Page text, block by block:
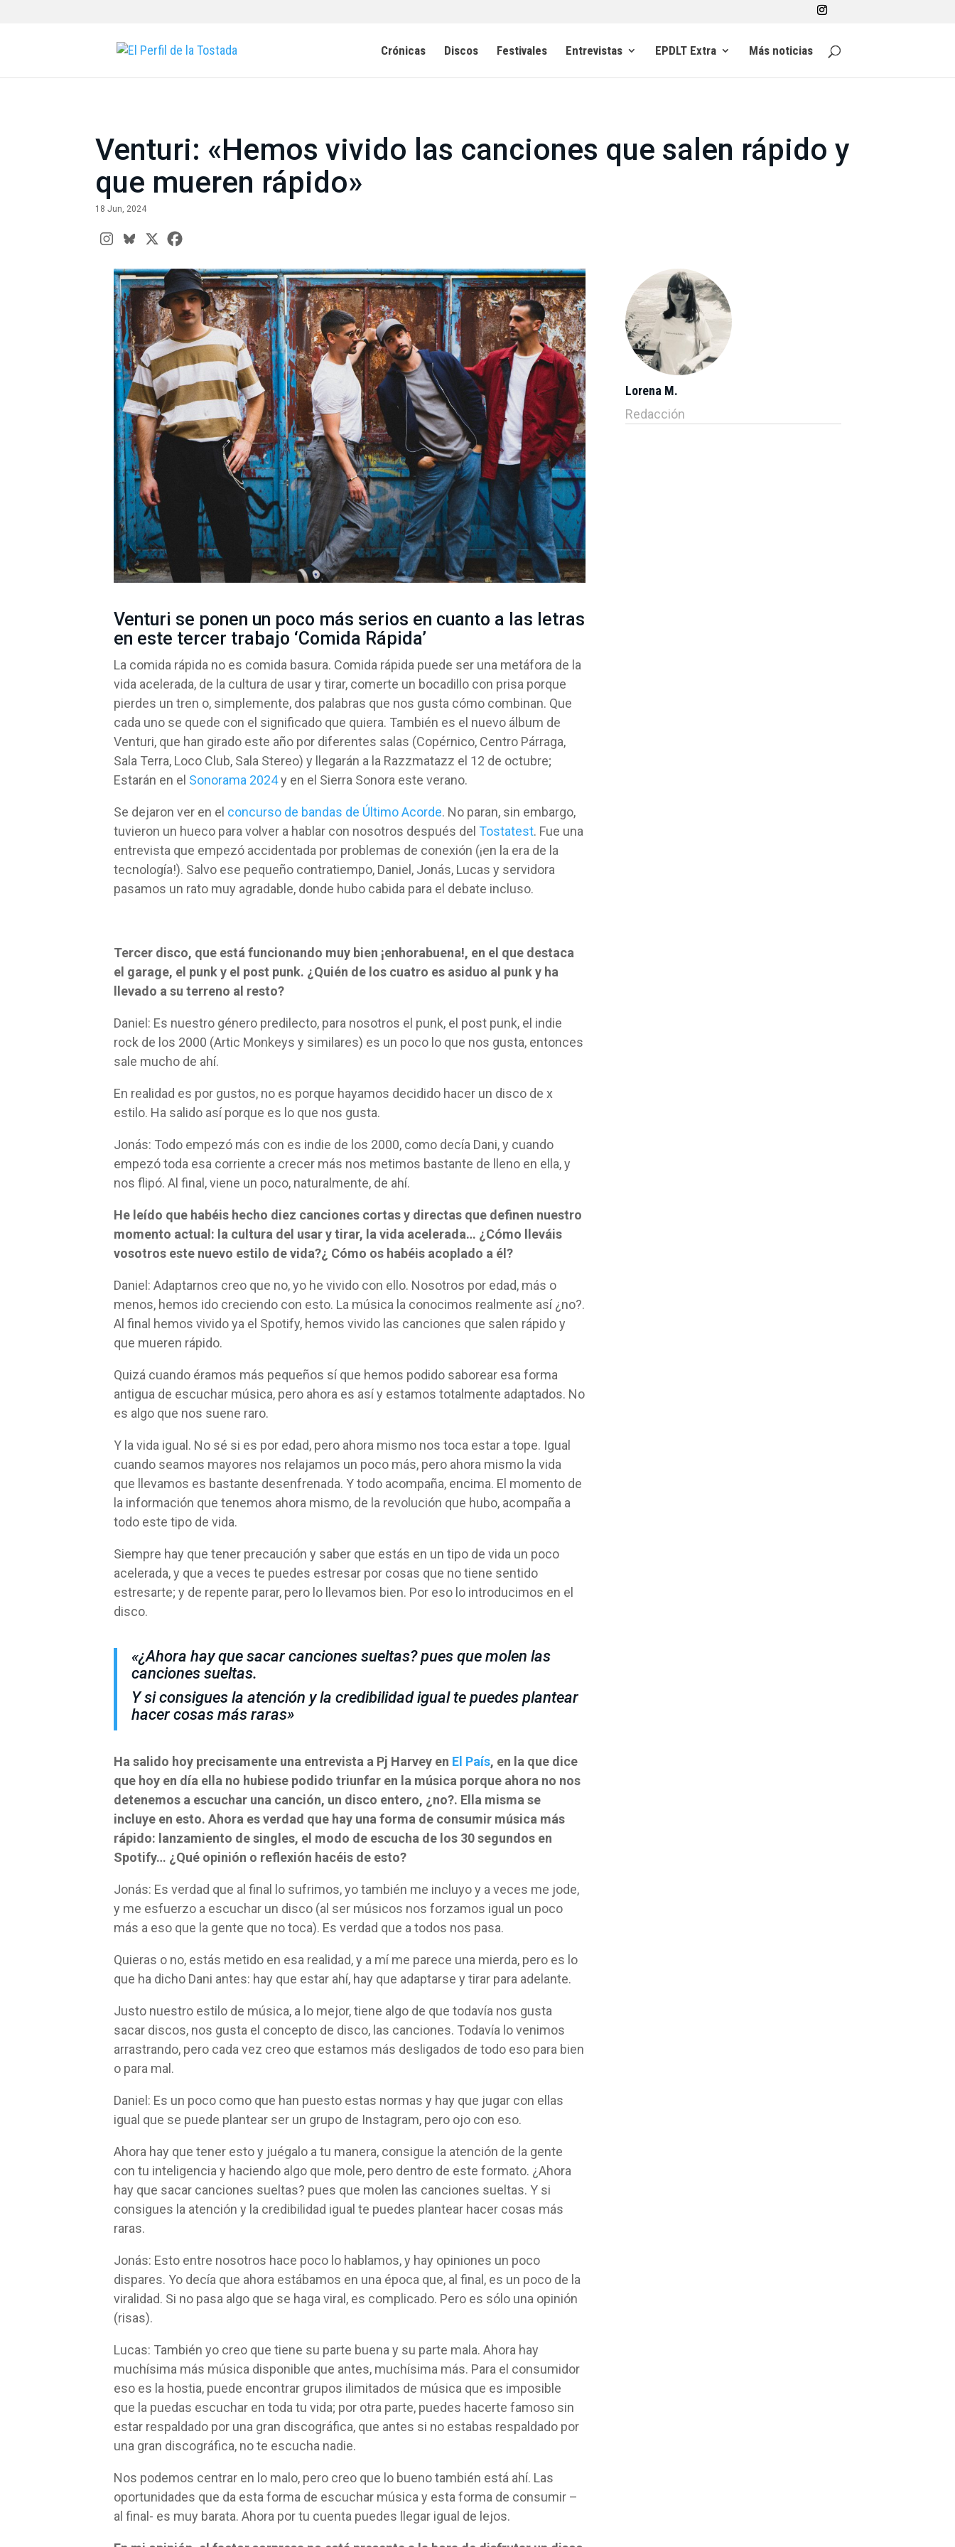
Crónicas Discos Festivales Entrevistas EPDLT Extra Más noticias
Venturi: «Hemos vivido las canciones que salen rápido y
que mueren rápido»
18 Jun, 2024
Venturi se ponen un poco más serios en cuanto a las letras
en este tercer trabajo ‘Comida Rápida’
La comida rápida no es comida basura. Comida rápida puede ser una metáfora de la
vida acelerada, de la cultura de usar y tirar, comerte un bocadillo con prisa porque
pierdes un tren o, simplemente, dos palabras que nos gusta cómo combinan. Que
cada uno se quede con el significado que quiera. También es el nuevo álbum de
Venturi, que han girado este año por diferentes salas (Copérnico, Centro Párraga,
Sala Terra, Loco Club, Sala Stereo) y llegarán a la Razzmatazz el 12 de octubre;
Estarán en el Sonorama 2024y en el Sierra Sonora este verano.
Se dejaron ver en el concurso de bandas de Último Acorde. No paran, sin embargo,
tuvieron un hueco para volver a hablar con nosotros después del Tostatest. Fue una
entrevista que empezó accidentada por problemas de conexión (¡en la era de la
tecnología!). Salvo ese pequeño contratiempo, Daniel, Jonás, Lucas y servidora
pasamos un rato muy agradable, donde hubo cabida para el debate incluso.
Tercer disco, que está funcionando muy bien ¡enhorabuena!, en el que destaca
el garage, el punk y el post punk. ¿Quién de los cuatro es asiduo al punk y ha
llevado a su terreno al resto?
Daniel: Es nuestro género predilecto, para nosotros el punk, el post punk, el indie
rock de los 2000 (Artic Monkeys y similares) es un poco lo que nos gusta, entonces
sale mucho de ahí.
En realidad es por gustos, no es porque hayamos decidido hacer un disco de x
estilo. Ha salido así porque es lo que nos gusta.
Jonás: Todo empezó más con es indie de los 2000, como decía Dani, y cuando
empezó toda esa corriente a crecer más nos metimos bastante de lleno en ella, y
nos flipó. Al final, viene un poco, naturalmente, de ahí.
He leído que habéis hecho diez canciones cortas y directas que definen nuestro
momento actual: la cultura del usar y tirar, la vida acelerada… ¿Cómo lleváis
vosotros este nuevo estilo de vida?¿ Cómo os habéis acoplado a él?
Daniel: Adaptarnos creo que no, yo he vivido con ello. Nosotros por edad, más o
menos, hemos ido creciendo con esto. La música la conocimos realmente así ¿no?.
Al final hemos vivido ya el Spotify, hemos vivido las canciones que salen rápido y
que mueren rápido.
Quizá cuando éramos más pequeños sí que hemos podido saborear esa forma
antigua de escuchar música, pero ahora es así y estamos totalmente adaptados. No
es algo que nos suene raro.
Y la vida igual. No sé si es por edad, pero ahora mismo nos toca estar a tope. Igual
cuando seamos mayores nos relajamos un poco más, pero ahora mismo la vida
que llevamos es bastante desenfrenada. Y todo acompaña, encima. El momento de
la información que tenemos ahora mismo, de la revolución que hubo, acompaña a
todo este tipo de vida.
Siempre hay que tener precaución y saber que estás en un tipo de vida un poco
acelerada, y que a veces te puedes estresar por cosas que no tiene sentido
estresarte; y de repente parar, pero lo llevamos bien. Por eso lo introducimos en el
disco.
«¿Ahora hay que sacar canciones sueltas? pues que molen las
canciones sueltas.
Y si consigues la atención y la credibilidad igual te puedes plantear
hacer cosas más raras»
Ha salido hoy precisamente una entrevista a Pj Harvey en El País, en la que dice
que hoy en día ella no hubiese podido triunfar en la música porque ahora no nos
detenemos a escuchar una canción, un disco entero, ¿no?. Ella misma se
incluye en esto. Ahora es verdad que hay una forma de consumir música más
rápido: lanzamiento de singles, el modo de escucha de los 30 segundos en
Spotify… ¿Qué opinión o reflexión hacéis de esto?
Jonás: Es verdad que al final lo sufrimos, yo también me incluyo y a veces me jode,
y me esfuerzo a escuchar un disco (al ser músicos nos forzamos igual un poco
más a eso que la gente que no toca). Es verdad que a todos nos pasa.
Quieras o no, estás metido en esa realidad, y a mí me parece una mierda, pero es lo
que ha dicho Dani antes: hay que estar ahí, hay que adaptarse y tirar para adelante.
Justo nuestro estilo de música, a lo mejor, tiene algo de que todavía nos gusta
sacar discos, nos gusta el concepto de disco, las canciones. Todavía lo venimos
arrastrando, pero cada vez creo que estamos más desligados de todo eso para bien
o para mal.
Daniel: Es un poco como que han puesto estas normas y hay que jugar con ellas
igual que se puede plantear ser un grupo de Instagram, pero ojo con eso.
Ahora hay que tener esto y juégalo a tu manera, consigue la atención de la gente
con tu inteligencia y haciendo algo que mole, pero dentro de este formato. ¿Ahora
hay que sacar canciones sueltas? pues que molen las canciones sueltas. Y si
consigues la atención y la credibilidad igual te puedes plantear hacer cosas más
raras.
Jonás: Esto entre nosotros hace poco lo hablamos, y hay opiniones un poco
dispares. Yo decía que ahora estábamos en una época que, al final, es un poco de la
viralidad. Si no pasa algo que se haga viral, es complicado. Pero es sólo una opinión
(risas).
Lucas: También yo creo que tiene su parte buena y su parte mala. Ahora hay
muchísima más música disponible que antes, muchísima más. Para el consumidor
eso es la hostia, puede encontrar grupos ilimitados de música que es imposible
que la puedas escuchar en toda tu vida; por otra parte, puedes hacerte famoso sin
estar respaldado por una gran discográfica, que antes si no estabas respaldado por
una gran discográfica, no te escucha nadie.
Nos podemos centrar en lo malo, pero creo que lo bueno también está ahí. Las
oportunidades que da esta forma de escuchar música y esta forma de consumir –
al final- es muy barata. Ahora por tu cuenta puedes llegar igual de lejos.
Lorena M.
Redacción